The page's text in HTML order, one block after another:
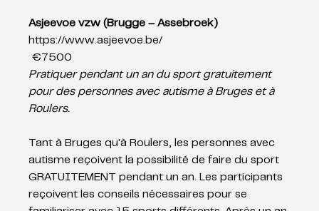
Asjeevoe vzw (Brugge – Assebroek)
https://www.asjeevoe.be/
€7500
Pratiquer pendant un an du sport gratuitement
pour des personnes avec autisme à Bruges et à
Roulers.
Tant à Bruges qu'à Roulers, les personnes avec
autisme reçoivent la possibilité de faire du sport
GRATUITEMENT pendant un an. Les participants
reçoivent les conseils nécessaires pour se